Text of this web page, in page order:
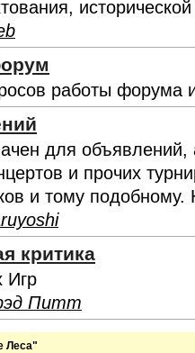
работы форума
для
и прочих
и тому подобному.
критика
Игр
Питт
Леса"